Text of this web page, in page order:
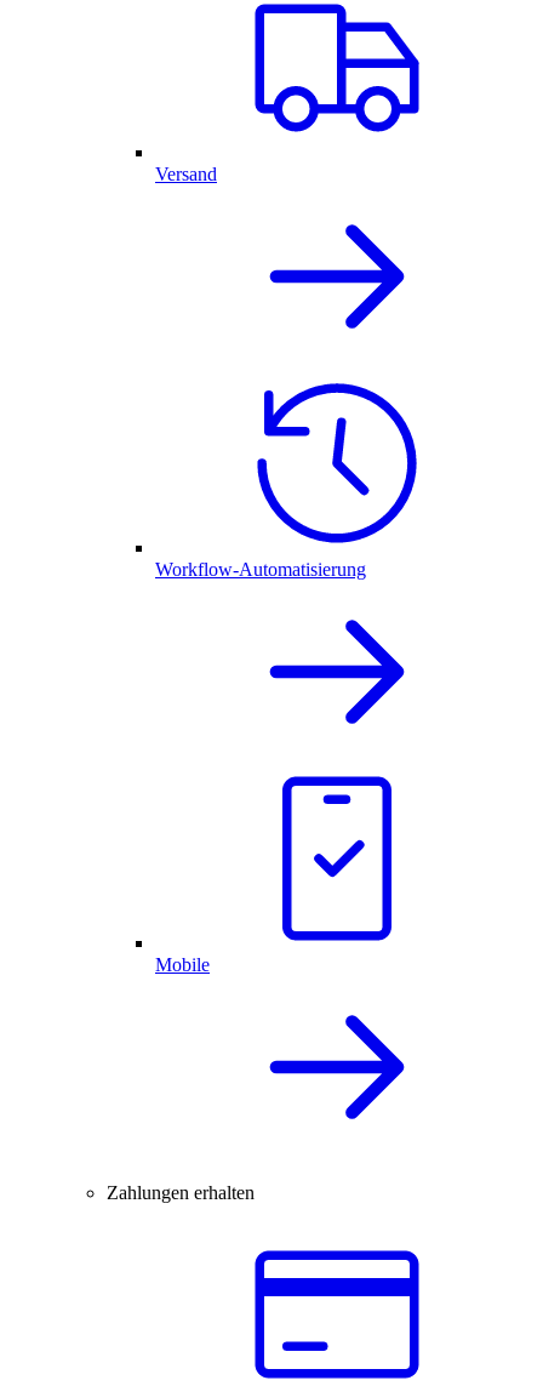
Versand
Workflow-Automatisierung
Mobile
Zahlungen erhalten